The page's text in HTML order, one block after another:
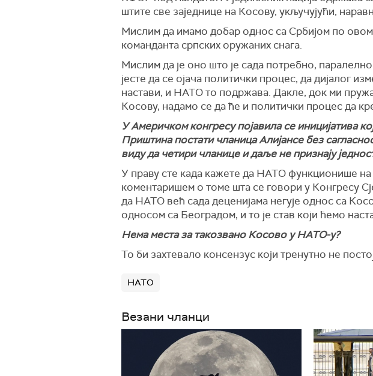
штите све заједнице на Косову, укључујући,
Мислим да имамо добар однос са Србијом по
команданта српских оружаних снага.
Мислим да је оно што је сада потребно,
јесте да се ојача политички процес, да дијалог
настави, и НАТО то подржава. Дакле, док ми
Косову, надамо се да ће и политички процес да
У Америчком конгресу појавила се иницијатива
Приштина постати чланица Алијансе без
виду да четири чланице и даље не признају
У праву сте када кажете да НАТО функционише на
коментаришем о томе шта се говори у Конгресу
да НАТО већ сада деценијама негује однос са
односом са Београдом, и то је став који ћемо
Нема места за такозвано Косово у НАТО-у?
То би захтевало консензус који тренутно не
НАТО
Везани чланци